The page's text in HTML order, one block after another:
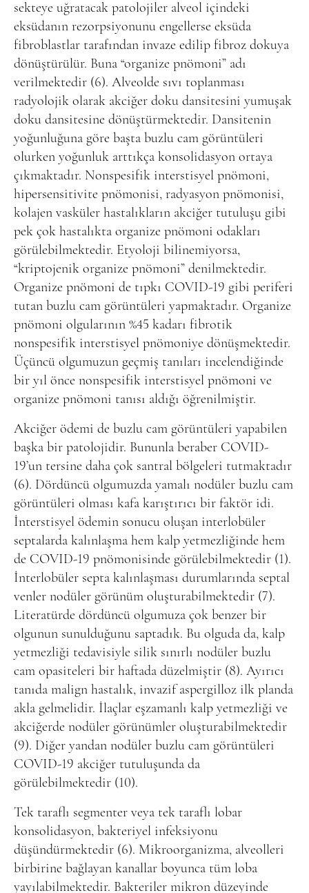
sekteye uğratacak patolojiler alveol içindeki
eksüdanın rezorpsiyonunu engellerse eksüda
fibroblastlar tarafından invaze edilip fibroz dokuya
dönüştürülür. Buna “organize pnömoni” adı
verilmektedir (6). Alveolde sıvı toplanması
radyolojik olarak akciğer doku dansitesini yumuşak
doku dansitesine dönüştürmektedir. Dansitenin
yoğunluğuna göre başta buzlu cam görüntüleri
olurken yoğunluk arttıkça konsolidasyon ortaya
çıkmaktadır. Nonspesifik interstisyel pnömoni,
hipersensitivite pnömonisi, radyasyon pnömonisi,
kolajen vasküler hastalıkların akciğer tutuluşu gibi
pek çok hastalıkta organize pnömoni odakları
görülebilmektedir. Etyoloji bilinemiyorsa,
“kriptojenik organize pnömoni” denilmektedir.
Organize pnömoni de tıpkı COVID-19 gibi periferi
tutan buzlu cam görüntüleri yapmaktadır. Organize
pnömoni olgularının %45 kadarı fibrotik
nonspesifik interstisyel pnömoniye dönüşmektedir.
Üçüncü olgumuzun geçmiş tanıları incelendiğinde
bir yıl önce nonspesifik interstisyel pnömoni ve
organize pnömoni tanısı aldığı öğrenilmiştir.
Akciğer ödemi de buzlu cam görüntüleri yapabilen
başka bir patolojidir. Bununla beraber COVID-
19’un tersine daha çok santral bölgeleri tutmaktadır
(6). Dördüncü olgumuzda yamalı nodüler buzlu cam
görüntüleri olması kafa karıştırıcı bir faktör idi.
İnterstisyel ödemin sonucu oluşan interlobüler
septalarda kalınlaşma hem kalp yetmezliğinde hem
de COVID-19 pnömonisinde görülebilmektedir (1).
İnterlobüler septa kalınlaşması durumlarında septal
venler nodüler görünüm oluşturabilmektedir (7).
Literatürde dördüncü olgumuza çok benzer bir
olgunun sunulduğunu saptadık. Bu olguda da, kalp
yetmezliği tedavisiyle silik sınırlı nodüler buzlu
cam opasiteleri bir haftada düzelmiştir (8). Ayırıcı
tanıda malign hastalık, invazif aspergilloz ilk planda
akla gelmelidir. İlaçlar eşzamanlı kalp yetmezliği ve
akciğerde nodüler görünümler oluşturabilmektedir
(9). Diğer yandan nodüler buzlu cam görüntüleri
COVID-19 akciğer tutuluşunda da
görülebilmektedir (10).
Tek taraflı segmenter veya tek taraflı lobar
konsolidasyon, bakteriyel infeksiyonu
düşündürmektedir (6). Mikroorganizma, alveolleri
birbirine bağlayan kanallar boyunca tüm loba
yayılabilmektedir. Bakteriler mikron düzeyinde